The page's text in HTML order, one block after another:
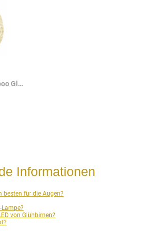
SEGULA Floating Bamboo Globe 180 – 5W 350lm 2200K E27
Informationen
besten für die Augen?
Lampe?
von Glühbirnen?